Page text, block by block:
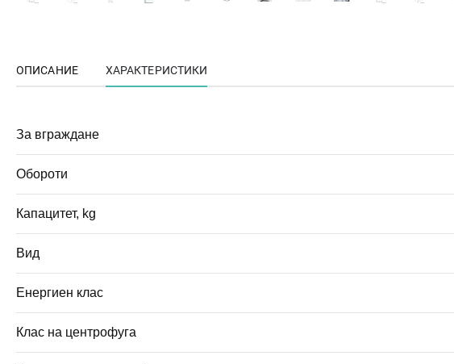
ОПИСАНИЕ ХАРАКТЕРИСТИКИ
За вграждане
Обороти
Капацитет, kg
Вид
Енергиен клас
Клас на центрофуга